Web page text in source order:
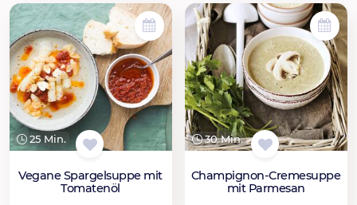
25 Min.
Vegane Spargelsuppe mit
Tomatenöl
30 Min.
Champignon-Cremesuppe
mit Parmesan